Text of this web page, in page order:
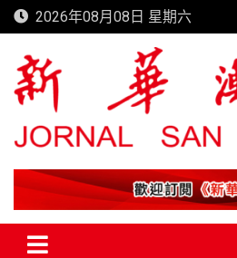
Skip
to
content
2026年08月08日 星期六
新華澳報